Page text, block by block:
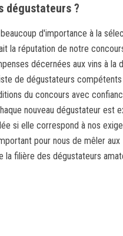
dégustateurs ?
d'importance à la
la réputation de notre
décernées aux vins à la
de dégustateurs compétents
du concours avec
nouveau dégustateur est
si elle correspond à nos
pour nous de mêler aux
la filière des dégustateurs